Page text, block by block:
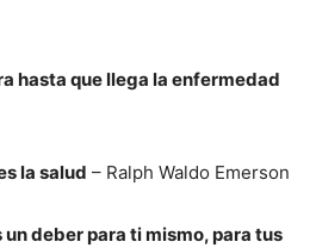
hasta que llega la enfermedad
la salud – Ralph Waldo Emerson
un deber para ti mismo, para tus